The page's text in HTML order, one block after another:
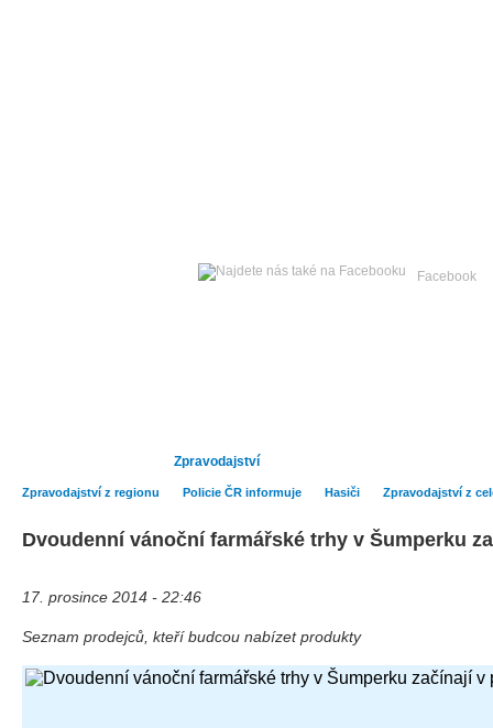
Facebook
Zpravodajství
Zpravodajství z regionu Policie ČR informuje Hasiči Zpravodajství z
Dvoudenní vánoční farmářské trhy v Šumperku
17. prosince 2014 - 22:46
Seznam prodejců, kteří budcou nabízet produkty